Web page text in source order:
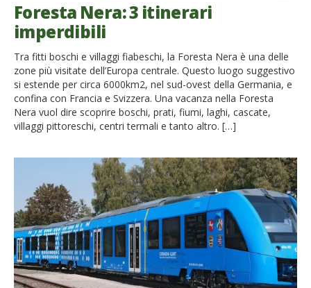
Foresta Nera: 3 itinerari
imperdibili
Tra fitti boschi e villaggi fiabeschi, la Foresta Nera è una delle
zone più visitate dell’Europa centrale. Questo luogo suggestivo
si estende per circa 6000km2, nel sud-ovest della Germania, e
confina con Francia e Svizzera. Una vacanza nella Foresta
Nera vuol dire scoprire boschi, prati, fiumi, laghi, cascate,
villaggi pittoreschi, centri termali e tanto altro. […]